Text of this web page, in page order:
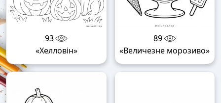
93
«Хелловін»
89
«Величезне морозиво»